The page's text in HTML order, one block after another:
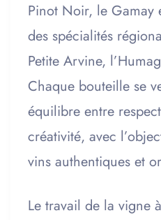
Pinot Noir, le Gamay
des spécialités
Petite Arvine,
Chaque bouteille se
équilibre entre
créativité, avec
vins authentiques et
Le travail de la vigne